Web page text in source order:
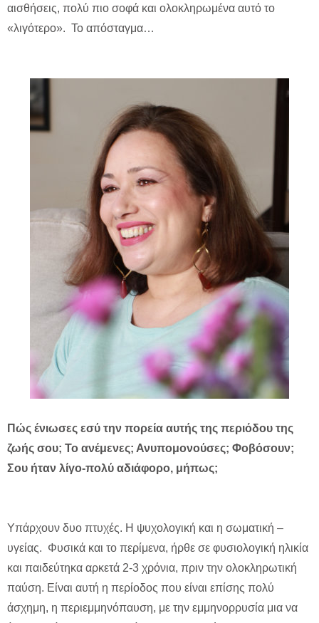
αισθήσεις, πολύ πιο σοφά και ολοκληρωμένα αυτό το
«λιγότερο». Το απόσταγμα…
Πώς ένιωσες εσύ την πορεία αυτής της περιόδου της
ζωής σου; Το ανέμενες; Ανυπομονούσες; Φοβόσουν;
Σου ήταν λίγο-πολύ αδιάφορο, μήπως;
Υπάρχουν δυο πτυχές. Η ψυχολογική και η σωματική –
υγείας. Φυσικά και το περίμενα, ήρθε σε φυσιολογική ηλικία
και παιδεύτηκα αρκετά 2-3 χρόνια, πριν την ολοκληρωτική
παύση. Είναι αυτή η περίοδος που είναι επίσης πολύ
άσχημη, η περιεμμηνόπαυση, με την εμμηνορρυσία μια να